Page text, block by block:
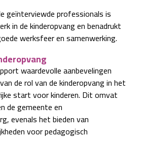
geïnterviewde professionals is
in de kinderopvang en benadrukt
werksfeer en samenwerking.
waardevolle aanbevelingen
de rol van de kinderopvang in het
start voor kinderen. Dit omvat
de gemeente en
evenals het bieden van
voor pedagogisch